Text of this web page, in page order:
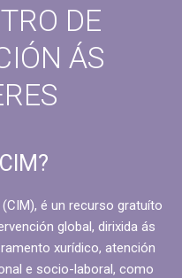
DE
ÁS
é un recurso gratuíto
global, dirixida ás
xurídico, atención
e socio-laboral, como